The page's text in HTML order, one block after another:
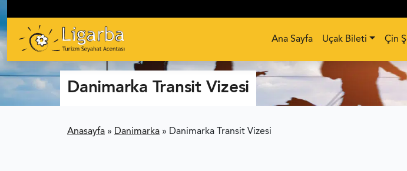
Ana Sayfa Uçak Bileti Çin
Danimarka Transit Vizesi
Anasayfa » Danimarka » Danimarka Transit Vizesi